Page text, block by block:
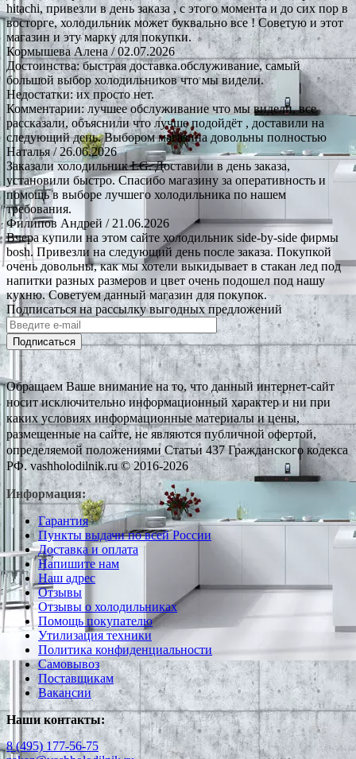
hitachi, привезли в день заказа , с этого момента и до сих пор в
восторге, холодильник может буквально все ! Советую и этот
магазин и эту марку для покупки.
Кормышева Алена / 02.07.2026
Достоинства: быстрая доставка.обслуживание, самый
большой выбор холодильников что мы видели.
Недостатки: их просто нет.
Комментарии: лучшее обслуживание что мы видели, все
рассказали, объяснили что лучше подойдёт , доставили на
следующий день. Выбором магазина довольны полностью
Наталья/ 26.06.2026
Заказали холодильник LG. Доставили в день заказа,
установили быстро. Спасибо магазину за оперативность и
помощь в выборе лучшего холодильника по нашем
требования.
Филипов Андрей / 21.06.2026
Вчера купили на этом сайте холодильник side-by-side фирмы
bosh. Привезли на следующий день после заказа. Покупкой
очень довольны, как мы хотели выкидывает в стакан лед под
напитки разных размеров и цвет очень подошел под нашу
кухню. Советуем данный магазин для покупок.
Подписаться на рассылку выгодных предложений
Подписаться
Обращаем Ваше внимание на то, что данный интернет-сайт
носит исключительно информационный характер и ни при
каких условиях информационные материалы и цены,
размещенные на сайте, не являются публичной офертой,
определяемой положениями Статьи 437 Гражданского кодекса
РФ. vashholodilnik.ru © 2016-2026
Информация:
Гарантия
Пункты выдачи по всей России
Доставка и оплата
Напишите нам
Наш адрес
Отзывы
Отзывы о холодильниках
Помощь покупателю
Утилизация техники
Политика конфиденциальности
Самовывоз
Поставщикам
Вакансии
Наши контакты:
8 (495) 177-56-75